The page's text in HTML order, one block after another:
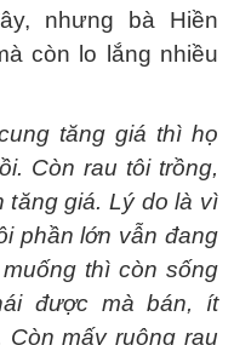
nhưng bà Hiền
còn lo lắng nhiều
tăng giá thì họ
Còn rau tôi trồng,
tăng giá. Lý do là vì
phần lớn vẫn đang
thì còn sống
được mà bán, ít
mấy ruộng rau